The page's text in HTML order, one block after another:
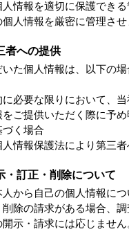
人情報を適切に保護でき
人情報を厳密に管理させ
者への提供
いた個人情報は、以下の
に必要な限りにおいて、
をご提供いただく際に予
づく場合
人情報保護法により第三
訂正・削除について
人から自己の個人情報に
除の請求がある場合、
示・請求には応じません